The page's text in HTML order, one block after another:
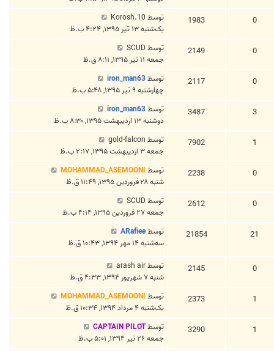
0
1983 توسط 10.Korosh
یک‌شنبه ۱۳ تیر ۱۳۹۵, ۴:۲۴ ب.ظ
0
2149 توسطSCUD
جمعه ۱۱ تیر ۱۳۹۵, ۸:۱۱ ق.ظ
0
2117 توسطiron_man63
چهارشنبه ۹ تیر ۱۳۹۵, ۵:۴۸ ب.ظ
3
3487 توسطiron_man63
دوشنبه ۱۳ اردیبهشت ۱۳۹۵, ۸:۳۰ ب.ظ
1
7902 توسط gold-falcon
جمعه ۳ اردیبهشت ۱۳۹۵, ۲:۱۷ ب.ظ
0
2238 توسط MOHAMMAD_ASEMOONI
شنبه ۲۸ فروردین ۱۳۹۵, ۱۱:۴۹ ق.ظ
0
2612 توسطSCUD
جمعه ۲۷ فروردین ۱۳۹۵, ۴:۱۴ ب.ظ
21
21854 توسطARafiee
سه‌شنبه ۱۴ مهر ۱۳۹۴, ۱۰:۴۳ ق.ظ
0
2145 توسطarash air
شنبه ۷ شهریور ۱۳۹۴, ۴:۳۳ ق.ظ
1
2373 توسط MOHAMMAD_ASEMOONI
یک‌شنبه ۴ مرداد ۱۳۹۴, ۱۰:۳۴ ق.ظ
1
3290 توسطCAPTAIN PILOT
جمعه ۲۶ تیر ۱۳۹۴, ۵:۰۱ ب.ظ